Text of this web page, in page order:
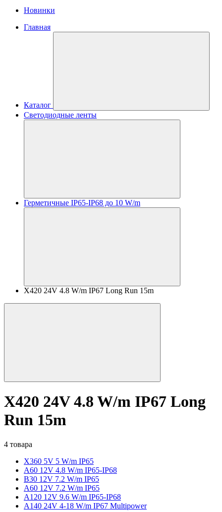
Новинки
Главная
Каталог
Светодиодные ленты
Герметичные IP65-IP68 до 10 W/m
X420 24V 4.8 W/m IP67 Long Run 15m
X420 24V 4.8 W/m IP67 Long
Run 15m
4 товара
X360 5V 5 W/m IP65
A60 12V 4.8 W/m IP65-IP68
B30 12V 7.2 W/m IP65
A60 12V 7.2 W/m IP65
A120 12V 9.6 W/m IP65-IP68
A140 24V 4-18 W/m IP67 Multipower